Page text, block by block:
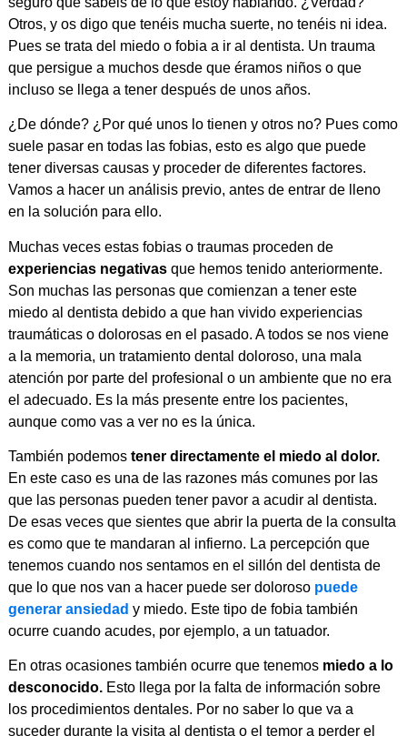
Otros, y os digo que tenéis mucha suerte, no tenéis ni idea.
Pues se trata del miedo o fobia a ir al dentista. Un trauma
que persigue a muchos desde que éramos niños o que
incluso se llega a tener después de unos años.
¿De dónde? ¿Por qué unos lo tienen y otros no? Pues como
suele pasar en todas las fobias, esto es algo que puede
tener diversas causas y proceder de diferentes factores.
Vamos a hacer un análisis previo, antes de entrar de lleno
en la solución para ello.
Muchas veces estas fobias o traumas proceden de
experiencias negativasque hemos tenido anteriormente.
Son muchas las personas que comienzan a tener este
miedo al dentista debido a que han vivido experiencias
traumáticas o dolorosas en el pasado. A todos se nos viene
a la memoria, un tratamiento dental doloroso, una mala
atención por parte del profesional o un ambiente que no era
el adecuado. Es la más presente entre los pacientes,
aunque como vas a ver no es la única.
También podemostener directamente el miedo al dolor.
En este caso es una de las razones más comunes por las
que las personas pueden tener pavor a acudir al dentista.
De esas veces que sientes que abrir la puerta de la consulta
es como que te mandaran al infierno. La percepción que
tenemos cuando nos sentamos en el sillón del dentista de
que lo que nos van a hacer puede ser doloroso puede
generar ansiedad y miedo. Este tipo de fobia también
ocurre cuando acudes, por ejemplo, a un tatuador.
En otras ocasiones también ocurre que tenemos miedo a lo
desconocido.Esto llega por la falta de información sobre
los procedimientos dentales. Por no saber lo que va a
suceder durante la visita al dentista o el temor a perder el